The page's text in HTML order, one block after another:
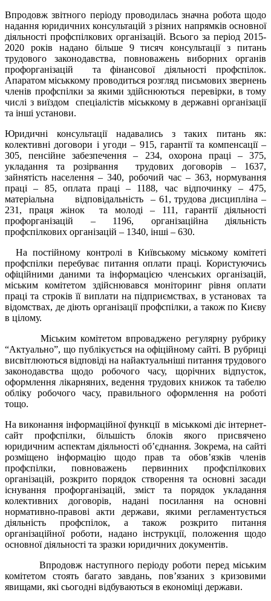
Впродовж звітного періоду проводилась значна робота щодо
надання юридичних консультацій з різних напрямків основної
діяльності профспілкових організацій. Всього за період 2015-
2020 років надано більше 9 тисяч консультації з питань
трудового законодавства, повноважень виборних органів
профорганізацій та фінансової діяльності профспілок.
Апаратом міськкому проводиться розгляд письмових звернень
членів профспілки за якими здійснюються перевірки, в тому
числі з виїздом спеціалістів міськкому в державні організації
та інші установи.
Юридичні консультації надавались з таких питань як:
колективні договори і угоди – 915, гарантії та компенсації –
305, пенсійне забезпечення – 234, охорона праці – 375,
укладання та розірвання трудових договорів – 1637,
зайнятість населення – 340, робочий час – 363, нормування
праці – 85, оплата праці – 1188, час відпочинку – 475,
матеріальна відповідальність – 61, трудова дисципліна –
231, праця жінок та молоді – 111, гарантії діяльності
профорганізацій – 1196, організаційна діяльність
профспілкових організацій – 1340, інші – 630.
На постійному контролі в Київському міському комітеті
профспілки перебуває питання оплати праці. Користуючись
офіційними даними та інформацією членських організацій,
міським комітетом здійснювався моніторинг рівня оплати
праці та строків її виплати на підприємствах, в установах та
відомствах, де діють організації профспілки, а також по Києву
в цілому.
Міським комітетом впроваджено регулярну рубрику
“Актуально”, що публікується на офіційному сайті. В рубриці
висвітлюються відповіді на найактуальніші питання трудового
законодавства щодо робочого часу, щорічних відпусток,
оформлення лікарняних, ведення трудових книжок та табелю
обліку робочого часу, правильного оформлення на роботі
тощо.
На виконання інформаційної функції в міськкомі діє інтернет-
сайт профспілки, більшість блоків якого присвячено
юридичним аспектам діяльності об’єднання. Зокрема, на сайті
розміщено інформацію щодо прав та обов’язків членів
профспілки, повноважень первинних профспілкових
організацій, розкрито порядок створення та основні засади
існування профорганізацій, зміст та порядок укладання
колективних договорів, надані посилання на основні
нормативно-правові акти держави, якими регламентується
діяльність профспілок, а також розкрито питання
організаційної роботи, надано інструкції, положення щодо
основної діяльності та зразки юридичних документів.
Впродовж наступного періоду роботи перед міським
комітетом стоять багато завдань, пов’язаних з кризовими
явищами, які сьогодні відбуваються в економіці держави.